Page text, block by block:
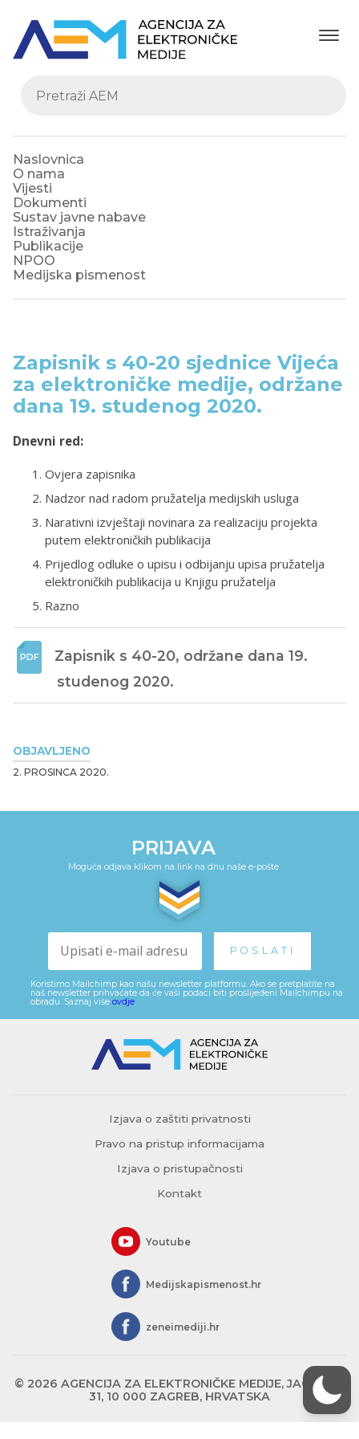
Naslovnica
O nama
Vijesti
Dokumenti
Sustav javne nabave
Istraživanja
Publikacije
NPOO
Medijska pismenost
OBJAVLJENO
2. PROSINCA 2020.
Zapisnik s 40-20 sjednice Vijeća
za elektroničke medije, održane
dana 19. studenog 2020.
Dnevni red:
Ovjera zapisnika
Nadzor nad radom pružatelja medijskih usluga
Narativni izvještaji novinara za realizaciju projekta
putem elektroničkih publikacija
Prijedlog odluke o upisu i odbijanju upisa pružatelja
elektroničkih publikacija u Knjigu pružatelja
Razno
Zapisnik s 40-20, održane dana 19.
studenog 2020.
PRIJAVA
Moguća odjava klikom na link na dnu naše e-pošte
Koristimo Mailchimp kao našu newsletter platformu. Ako se pretplatite na
naš newsletter prihvaćate da će vaši podaci biti proslijeđeni Mailchimpu na
obradu. Saznaj više ovdje
Izjava o zaštiti privatnosti
Pravo na pristup informacijama
Izjava o pristupačnosti
Kontakt
Youtube
Medijskapismenost.hr
zeneimediji.hr
© 2026 AGENCIJA ZA ELEKTRONIČKE MEDIJE, JAGIĆEVA
31, 10 000 ZAGREB, HRVATSKA